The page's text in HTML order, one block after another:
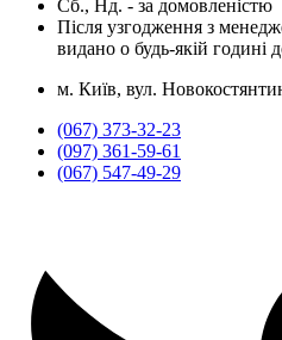
Сб., Нд. - за домовленістю
Після узгодження з
видано о будь-якій годині
м. Київ, вул.
(067) 373-32-23
(097) 361-59-61
(067) 547-49-29